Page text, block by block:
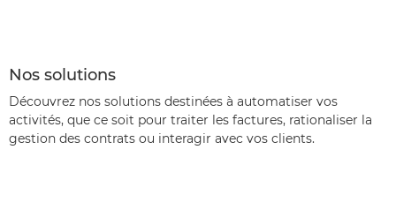
Nos solutions
Découvrez nos solutions destinées à automatiser vos
activités, que ce soit pour traiter les factures, rationaliser la
gestion des contrats ou interagir avec vos clients.